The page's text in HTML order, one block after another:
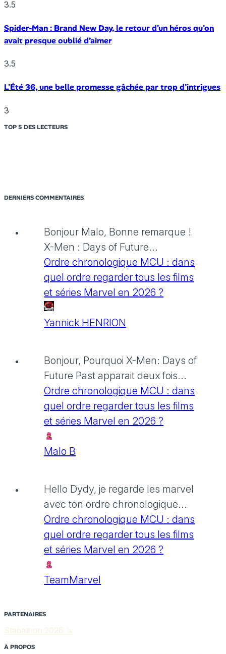
3.5
Spider-Man : Brand New Day, le retour d’un héros qu’on
avait presque oublié d’aimer
3.5
L’Été 36, une belle promesse gâchée par trop d’intrigues
3
TOP 5 DES LECTEURS
DERNIERS COMMENTAIRES
Bonjour Malo, Bonne remarque !
X-Men : Days of Future...
Ordre chronologique MCU : dans
quel ordre regarder tous les films
et séries Marvel en 2026 ?
Yannick HENRION
Bonjour, Pourquoi X-Men: Days of
Future Past apparait deux fois...
Ordre chronologique MCU : dans
quel ordre regarder tous les films
et séries Marvel en 2026 ?
Malo B
Hello Dydy, je regarde les marvel
avec ton ordre chronologique...
Ordre chronologique MCU : dans
quel ordre regarder tous les films
et séries Marvel en 2026 ?
TeamMarvel
PARTENAIRES
Stabathon 2026 🔪
À PROPOS